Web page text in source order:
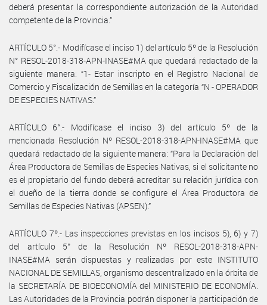
deberá presentar la correspondiente autorización de la Autoridad
competente de la Provincia.”
ARTÍCULO 5°.- Modifícase el inciso 1) del artículo 5º de la Resolución
N° RESOL-2018-318-APN-INASE#MA que quedará redactado de la
siguiente manera: “1- Estar inscripto en el Registro Nacional de
Comercio y Fiscalización de Semillas en la categoría “N - OPERADOR
DE ESPECIES NATIVAS.”
ARTÍCULO 6°.- Modifícase el inciso 3) del artículo 5º de la
mencionada Resolución Nº RESOL-2018-318-APN-INASE#MA que
quedará redactado de la siguiente manera: “Para la Declaración del
Área Productora de Semillas de Especies Nativas, si el solicitante no
es el propietario del fundo deberá acreditar su relación jurídica con
el dueño de la tierra donde se configure el Área Productora de
Semillas de Especies Nativas (APSEN).”
ARTÍCULO 7º.- Las inspecciones previstas en los incisos 5), 6) y 7)
del artículo 5° de la Resolución Nº RESOL-2018-318-APN-
INASE#MA serán dispuestas y realizadas por este INSTITUTO
NACIONAL DE SEMILLAS, organismo descentralizado en la órbita de
la SECRETARÍA DE BIOECONOMÍA del MINISTERIO DE ECONOMÍA.
Las Autoridades de la Provincia podrán disponer la participación de